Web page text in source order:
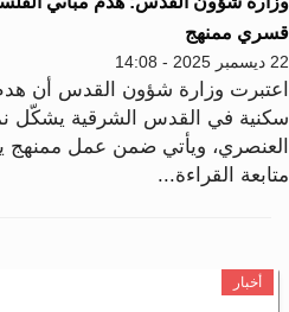
ممنهج
- 14:08
وزارة شؤون القدس أن هدم
في القدس الشرقية يشكّل
ويأتي ضمن عمل ممنهج
القراءة...
أخبار